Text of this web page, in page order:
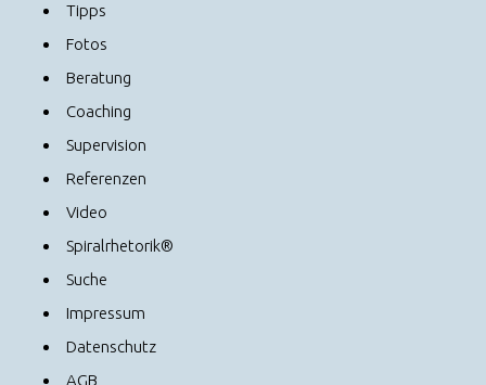
Tipps
Fotos
Beratung
Coaching
Supervision
Referenzen
Video
Spiralrhetorik®
Suche
Impressum
Datenschutz
AGB